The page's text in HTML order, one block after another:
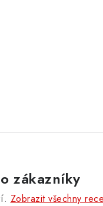
zákazníky
Zobrazit všechny